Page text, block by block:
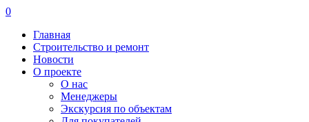
0
Главная
Строительство и ремонт
Новости
О проекте
О нас
Менеджеры
Экскурсия по объектам